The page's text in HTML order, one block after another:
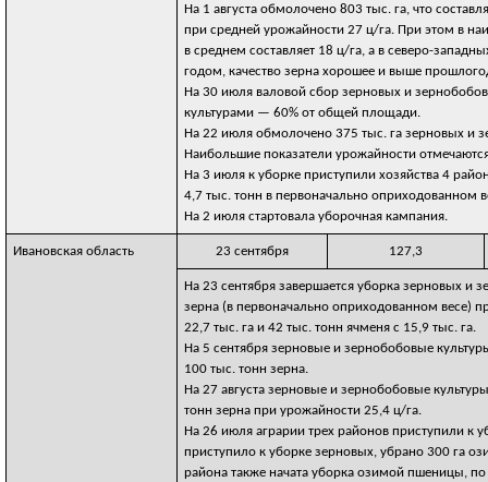
На 1 августа обмолочено 803 тыс. га, что
при средней урожайности 27 ц/га. При этом в
в среднем составляет 18 ц/га, а в северо-
годом, качество зерна хорошее и выше
На 30 июля валовой сбор зерновых и
культурами — 60% от общей площади.
На 22 июля обмолочено 375 тыс. га зерновых и
Наибольшие показатели урожайности
На 3 июля к уборке приступили хозяйства 4
4,7 тыс. тонн в первоначально оприходованном
На 2 июля стартовала уборочная кампания.
Ивановская область 23 сентября 127,3
На 23 сентября завершается уборка зерновых и
зерна (в первоначально оприходованном весе)
22,7 тыс. га и 42 тыс. тонн ячменя с 15,9 тыс. га.
На 5 сентября зерновые и зернобобовые
100 тыс. тонн зерна.
На 27 августа зерновые и зернобобовые
тонн зерна при урожайности 25,4 ц/га.
На 26 июля аграрии трех районов приступили к
приступило к уборке зерновых, убрано 300 га
района также начата уборка озимой пшеницы,